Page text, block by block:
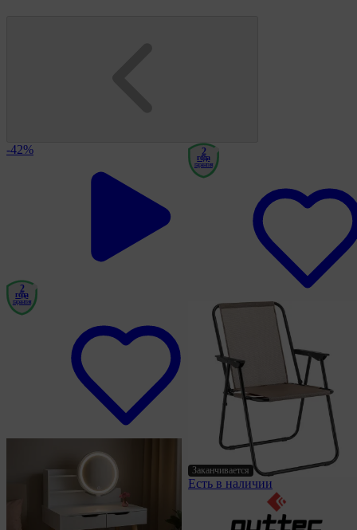
-42%
2
года
гарантия
2
года
гарантия
Заканчивается
Есть в наличии